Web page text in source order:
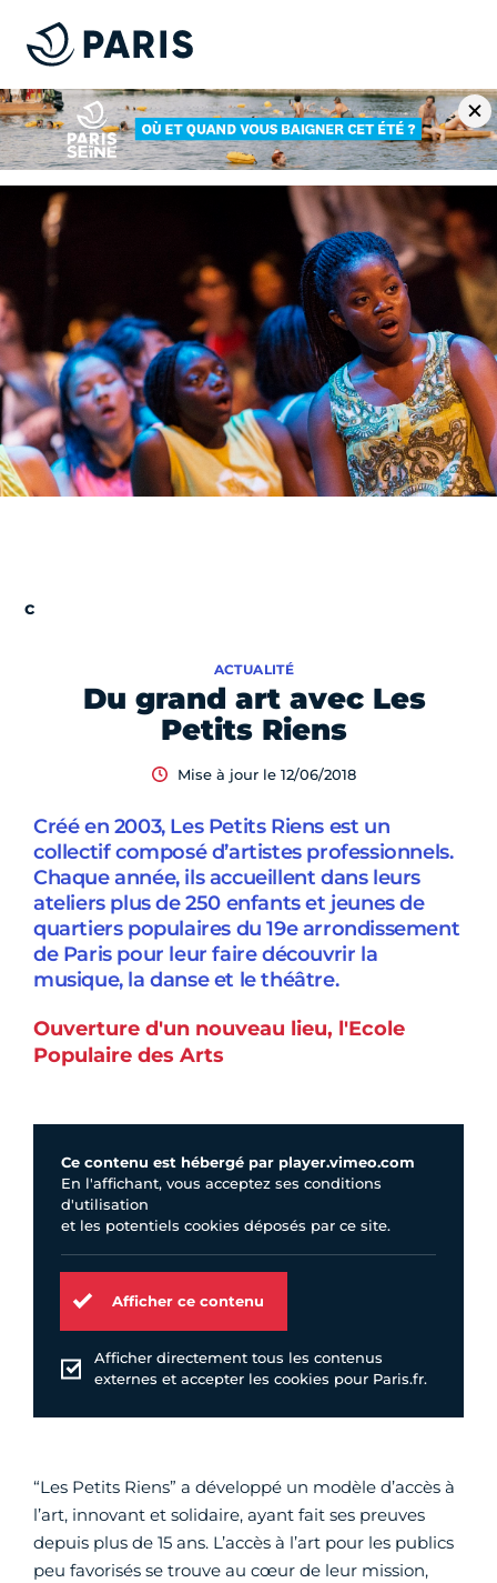
Du grand art avec Les
Petits Riens
ACTUALITÉ
Mise à jour le 12/06/2018
Créé en 2003, Les Petits Riens est un
collectif composé d’artistes professionnels.
Chaque année, ils accueillent dans leurs
ateliers plus de 250 enfants et jeunes de
quartiers populaires du 19e arrondissement
de Paris pour leur faire découvrir la
musique, la danse et le théâtre.
Ouverture d'un nouveau lieu, l'Ecole
Populaire des Arts
Ce contenu est hébergé par player.vimeo.com
En l'affichant, vous acceptez ses conditions
d'utilisation
et les potentiels cookies déposés par ce site.
Afficher ce contenu
Afficher directement tous les contenus
externes et accepter les cookies pour Paris.fr.
“Les Petits Riens” a développé un modèle d’accès à
l’art, innovant et solidaire, ayant fait ses preuves
depuis plus de 15 ans. L’accès à l’art pour les publics
peu favorisés se trouve au cœur de leur mission,